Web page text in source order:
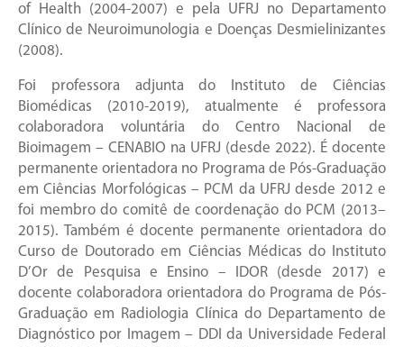
of Health (2004-2007) e pela UFRJ no Departamento
Clínico de Neuroimunologia e Doenças Desmielinizantes
(2008).
Foi professora adjunta do Instituto de Ciências
Biomédicas (2010-2019), atualmente é professora
colaboradora voluntária do Centro Nacional de
Bioimagem – CENABIO na UFRJ (desde 2022). É docente
permanente orientadora no Programa de Pós-Graduação
em Ciências Morfológicas – PCM da UFRJ desde 2012 e
foi membro do comitê de coordenação do PCM (2013–
2015). Também é docente permanente orientadora do
Curso de Doutorado em Ciências Médicas do Instituto
D’Or de Pesquisa e Ensino – IDOR (desde 2017) e
docente colaboradora orientadora do Programa de Pós-
Graduação em Radiologia Clínica do Departamento de
Diagnóstico por Imagem – DDI da Universidade Federal